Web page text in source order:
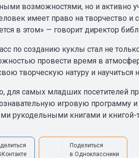
возможностями, но и активно
имеет право на творчество и
в этом» — говорит директор
по созданию куклы стал не
провести время в
творческую натуру и научиться
для самых младших посетителей
игровую программу
рукодельными книгами и книгой-
Поделиться
в Одноклассники